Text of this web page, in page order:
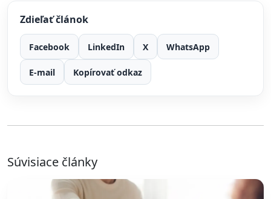
Zdieľať článok
Facebook LinkedIn X WhatsApp
E-mail Kopírovať odkaz
Súvisiace články